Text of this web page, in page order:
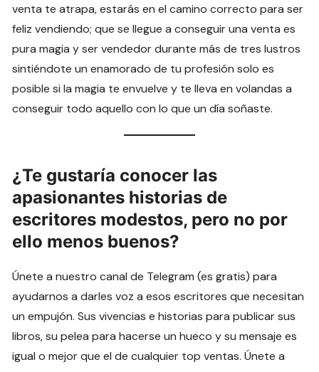
venta te atrapa, estarás en el camino correcto para ser
feliz vendiendo; que se llegue a conseguir una venta es
pura magia y ser vendedor durante más de tres lustros
sintiéndote un enamorado de tu profesión solo es
posible si la magia te envuelve y te lleva en volandas a
conseguir todo aquello con lo que un día soñaste.
¿Te gustaría conocer las
apasionantes historias de
escritores modestos, pero no por
ello menos buenos?
Únete a nuestro canal de Telegram (es gratis) para
ayudarnos a darles voz a esos escritores que necesitan
un empujón. Sus vivencias e historias para publicar sus
libros, su pelea para hacerse un hueco y su mensaje es
igual o mejor que el de cualquier top ventas. Únete a